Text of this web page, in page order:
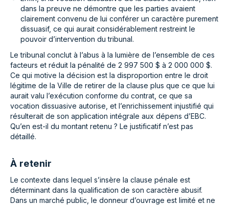
dans la preuve ne démontre que les parties avaient
clairement convenu de lui conférer un caractère purement
dissuasif, ce qui aurait considérablement restreint le
pouvoir d’intervention du tribunal.
Le tribunal conclut à l’abus à la lumière de l’ensemble de ces
facteurs et réduit la pénalité de 2 997 500 $ à 2 000 000 $.
Ce qui motive la décision est la disproportion entre le droit
légitime de la Ville de retirer de la clause plus que ce que lui
aurait valu l’exécution conforme du contrat, ce que sa
vocation dissuasive autorise, et l’enrichissement injustifié qui
résulterait de son application intégrale aux dépens d’EBC.
Qu’en est-il du montant retenu ? Le justificatif n’est pas
détaillé.
À retenir
Le contexte dans lequel s’insère la clause pénale est
déterminant dans la qualification de son caractère abusif.
Dans un marché public, le donneur d’ouvrage est limité et ne